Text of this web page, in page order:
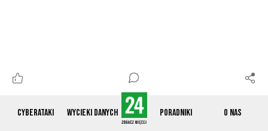
Cyberataki Wycieki danych Poradniki O nas